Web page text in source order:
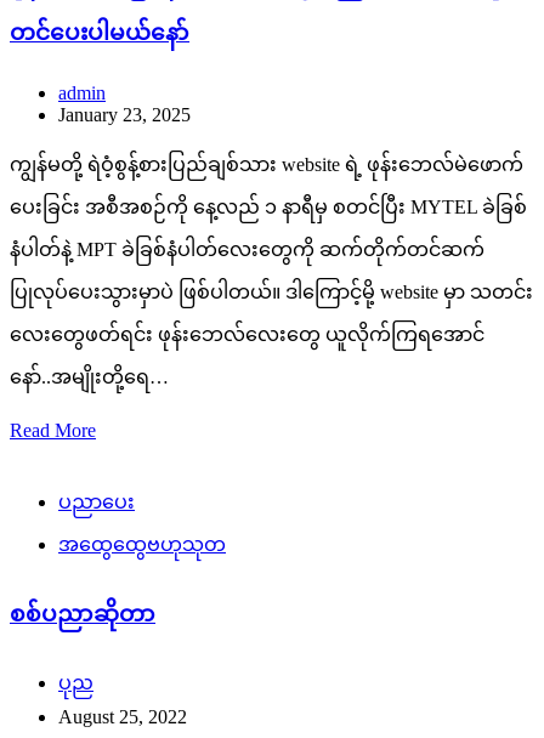
တင်ပေးပါမယ်နော်
admin
January 23, 2025
ကျွန်မတို့ ရဲဝံ့စွန့်စားပြည်ချစ်သား website ရဲ့ ဖုန်းဘေလ်မဲဖောက်
ပေးခြင်း အစီအစဉ်ကို နေ့လည် ၁ နာရီမှ စတင်ပြီး MYTEL ခဲခြစ်
နံပါတ်နဲ့ MPT ခဲခြစ်နံပါတ်လေးတွေကို ဆက်တိုက်တင်ဆက်
ပြုလုပ်ပေးသွားမှာပဲ ဖြစ်ပါတယ်။ ဒါကြောင့်မို့ website မှာ သတင်း
လေးတွေဖတ်ရင်း ဖုန်းဘေလ်လေးတွေ ယူလိုက်ကြရအောင်
နော်..အမျိုးတို့ရေ…
Read More
ပညာပေး
အထွေထွေဗဟုသုတ
စစ်ပညာဆိုတာ
ပုည
August 25, 2022